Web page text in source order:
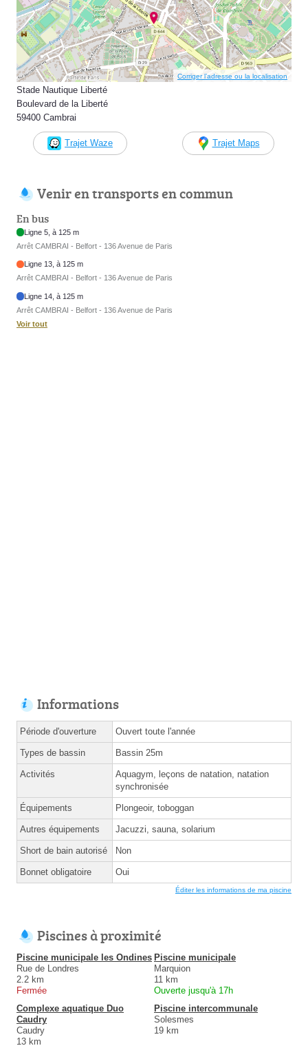
Corriger l’adresse ou la localisation
Stade Nautique Liberté
Boulevard de la Liberté
59400 Cambrai
Trajet Waze Trajet Maps
Venir en transports en commun
En bus
Ligne 5, à 125 m
Arrêt CAMBRAI - Belfort - 136 Avenue de Paris
Ligne 13, à 125 m
Arrêt CAMBRAI - Belfort - 136 Avenue de Paris
Ligne 14, à 125 m
Arrêt CAMBRAI - Belfort - 136 Avenue de Paris
Voir tout
Informations
Période d'ouverture Ouvert toute l'année
Types de bassin Bassin 25m
Activités
Aquagym, leçons de natation, natation
synchronisée
Équipements Plongeoir, toboggan
Autres équipements Jacuzzi, sauna, solarium
Short de bain autorisé Non
Bonnet obligatoire Oui
Éditer les informations de ma piscine
Piscines à proximité
Piscine municipale les Ondines
Rue de Londres
2.2 km
Fermée
Piscine municipale
Marquion
11 km
Ouverte jusqu'à 17h
Complexe aquatique Duo
Caudry
Caudry
13 km
Piscine intercommunale
Solesmes
19 km